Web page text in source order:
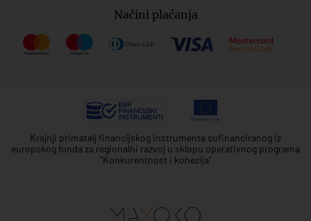
Načini plaćanja
Krajnji primatelj financijskog instrumenta sufinanciranog iz
europskog fonda za regionalni razvoj u sklopu operativnog programa
"Konkurentnost i kohezija"